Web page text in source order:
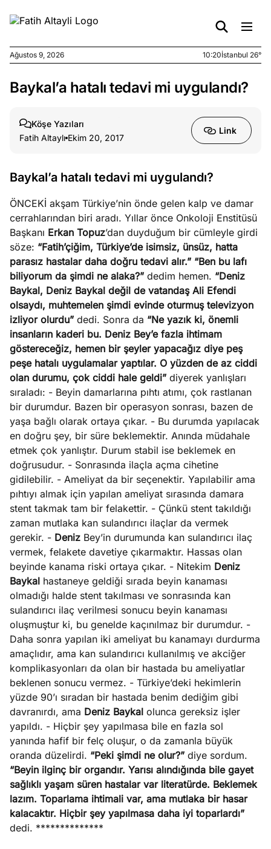
Ağustos
kirli
6, 2026
yasalar
Ağustos
5, 2026
stok
caiz
Köşe
Yazıları
Spor
Yazıları
Ağustos 9, 2026 10:20İstanbul 26°
Baykal’a hatalı tedavi mi uygulandı?
Köşe Yazıları
Fatih Altaylı Ekim 20, 2017
Link
Baykal’a hatalı tedavi mi uygulandı?
ÖNCEKİ akşam Türkiye’nin önde gelen kalp ve damar
cerrahlarından biri aradı. Yıllar önce Onkoloji Enstitüsü
Başkanı Erkan Topuz’dan duyduğum bir cümleyle girdi
söze: “Fatih’çiğim, Türkiye’de isimsiz, ünsüz, hatta
parasız hastalar daha doğru tedavi alır.” “Ben bu lafı
biliyorum da şimdi ne alaka?” dedim hemen. “Deniz
Baykal, Deniz Baykal değil de vatandaş Ali Efendi
olsaydı, muhtemelen şimdi evinde oturmuş televizyon
izliyor olurdu” dedi. Sonra da “Ne yazık ki, önemli
insanların kaderi bu. Deniz Bey’e fazla ihtimam
göstereceğiz, hemen bir şeyler yapacağız diye peş
peşe hatalı uygulamalar yaptılar. O yüzden de az ciddi
olan durumu, çok ciddi hale geldi” diyerek yanlışları
sıraladı: - Beyin damarlarına pıhtı atımı, çok rastlanan
bir durumdur. Bazen bir operasyon sonrası, bazen de
yaşa bağlı olarak ortaya çıkar. - Bu durumda yapılacak
en doğru şey, bir süre beklemektir. Anında müdahale
etmek çok yanlıştır. Durum stabil ise beklemek en
doğrusudur. - Sonrasında ilaçla açma cihetine
gidilebilir. - Ameliyat da bir seçenektir. Yapılabilir ama
pıhtıyı almak için yapılan ameliyat sırasında damara
stent takmak tam bir felakettir. - Çünkü stent takıldığı
zaman mutlaka kan sulandırıcı ilaçlar da vermek
gerekir. - Deniz Bey’in durumunda kan sulandırıcı ilaç
vermek, felakete davetiye çıkarmaktır. Hassas olan
beyinde kanama riski ortaya çıkar. - Nitekim Deniz
Baykal hastaneye geldiği sırada beyin kanaması
olmadığı halde stent takılması ve sonrasında kan
sulandırıcı ilaç verilmesi sonucu beyin kanaması
oluşmuştur ki, bu genelde kaçınılmaz bir durumdur. -
Daha sonra yapılan iki ameliyat bu kanamayı durdurma
amaçlıdır, ama kan sulandırıcı kullanılmış ve akciğer
komplikasyonları da olan bir hastada bu ameliyatlar
beklenen sonucu vermez. - Türkiye’deki hekimlerin
yüzde 90’ı sıradan bir hastada benim dediğim gibi
davranırdı, ama Deniz Baykal olunca gereksiz işler
yapıldı. - Hiçbir şey yapılmasa bile en fazla sol
yanında hafif bir felç oluşur, o da zamanla büyük
oranda düzelirdi. “Peki şimdi ne olur?” diye sordum.
“Beyin ilginç bir organdır. Yarısı alındığında bile gayet
sağlıklı yaşam süren hastalar var literatürde. Beklemek
lazım. Toparlama ihtimali var, ama mutlaka bir hasar
kalacaktır. Hiçbir şey yapılmasa daha iyi toparlardı”
dedi. **************